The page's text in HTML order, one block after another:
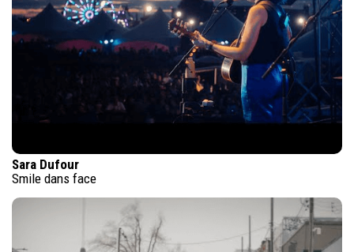
Sara Dufour
Smile dans face